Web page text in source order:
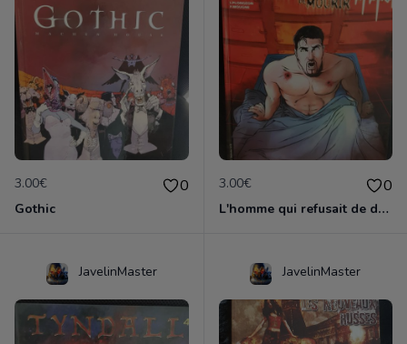
3.00€ 0
Gothic
3.00€ 0
L'homme qui refusait de dormir
JavelinMaster JavelinMaster